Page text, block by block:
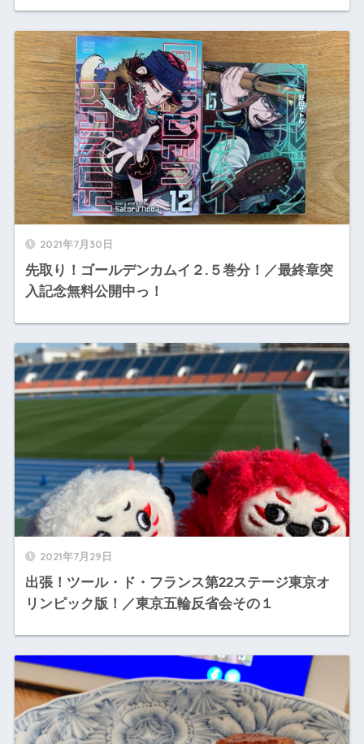
2021年7月30日
先取り！ゴールデンカムイ２.５巻分！／最終章突
入記念無料公開中っ！
2021年7月29日
出張！ツール・ド・フランス第22ステージ東京オ
リンピック版！／東京五輪反省会その１